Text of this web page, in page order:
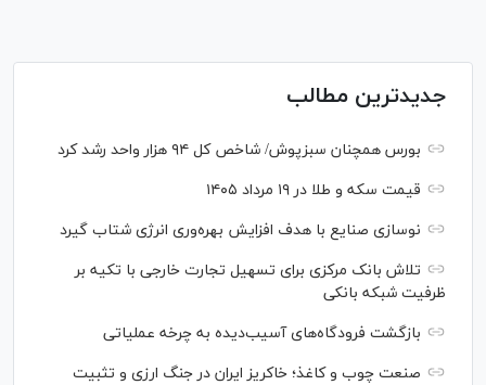
جدیدترین مطالب
بورس همچنان سبزپوش/ شاخص کل ۹۴ هزار واحد رشد کرد
قیمت سکه و طلا در ۱۹ مرداد ۱۴۰۵
نوسازی صنایع با هدف افزایش بهره‌وری انرژی شتاب گیرد
تلاش بانک مرکزی برای تسهیل تجارت خارجی با تکیه بر
ظرفیت شبکه بانکی
بازگشت فرودگاه‌های آسیب‌دیده به چرخه عملیاتی
صنعت چوب و کاغذ؛ خاکریز ایران در جنگ ارزی و تثبیت